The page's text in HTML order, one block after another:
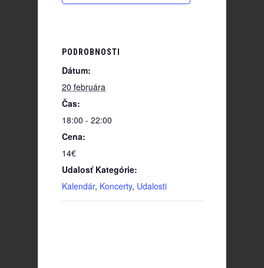
PODROBNOSTI
Dátum:
20 februára
Čas:
18:00 - 22:00
Cena:
14€
Udalosť Kategórie:
Kalendár, Koncerty, Udalosti